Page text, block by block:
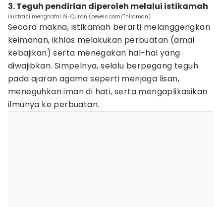
3. Teguh pendirian diperoleh melalui istikamah
ilustrasi menghafal Al-Qur'an (pexels.com/Thirdman)
Secara makna, istikamah berarti melanggengkan
keimanan, ikhlas melakukan perbuatan (amal
kebajikan) serta menegakan hal-hal yang
diwajibkan. Simpelnya, selalu berpegang teguh
pada ajaran agama seperti menjaga lisan,
meneguhkan iman di hati, serta mengaplikasikan
ilmunya ke perbuatan.